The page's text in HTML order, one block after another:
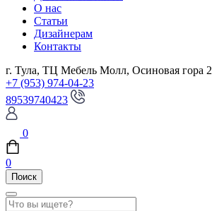
О нас
Статьи
Дизайнерам
Контакты
г. Тула, ТЦ Мебель Молл, Осиновая гора 2
+7 (953) 974-04-23
89539740423
0
0
Поиск